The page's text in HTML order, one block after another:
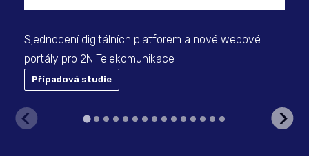
Sjednocení digitálních platforem a nové webové
portály pro 2N Telekomunikace
Případová studie